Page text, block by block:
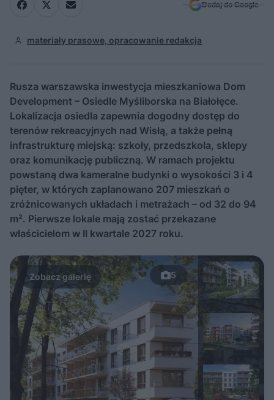
Dodaj do Google
materiały prasowe, opracowanie redakcja
Rusza warszawska inwestycja mieszkaniowa Dom
Development – Osiedle Myśliborska na Białołęce.
Lokalizacja osiedla zapewnia dogodny dostęp do
terenów rekreacyjnych nad Wisłą, a także pełną
infrastrukturę miejską: szkoły, przedszkola, sklepy
oraz komunikację publiczną. W ramach projektu
powstaną dwa kameralne budynki o wysokości 3 i 4
pięter, w których zaplanowano 207 mieszkań o
zróżnicowanych układach i metrażach – od 32 do 94
m². Pierwsze lokale mają zostać przekazane
właścicielom w II kwartale 2027 roku.
5